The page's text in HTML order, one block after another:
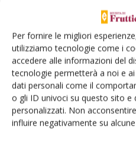
Per fornire le migliori
utilizziamo tecnologie come i
accedere alle informazioni del
tecnologie permetterà a noi e
dati personali come il
o gli ID univoci su questo sito e
personalizzati. Non
influire negativamente su
Catalogo
Un modo semplice per
Cerca